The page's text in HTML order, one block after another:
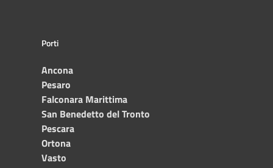
Porti
Ancona
Pesaro
Falconara Marittima
San Benedetto del Tronto
Pescara
Ortona
Vasto